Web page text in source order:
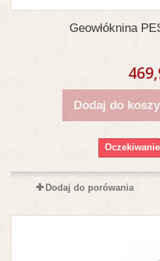
Geowłóknina
Dodaj do
Dodaj do porówania